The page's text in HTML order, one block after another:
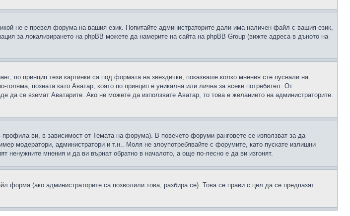
не е превел форума на вашия език. Попитайте администраторите дали има наличен файл с вашия език,
за локализирането на phpBB можете да намерите на сайта на phpBB Group (вижте адреса в дъното на
по принцип тези картинки са под формата на звездички, показваше колко мнения сте пуснали на
позната като Аватар, която по принцип е уникална или лична за всеки потребител. От
се вземат Аватарите. Ако не можете да използвате Аватар, то това е желанието на администраторите.
ви, в зависимост от Темата на форума). В повечето форуми ранговете се използват за да
модератори, администратори и т.н.. Моля не злоупотребявайте с форумите, като пускате излишни
ненужните мнения и да ви върнат обратно в началото, а още по-лесно е да ви изгонят.
форма (ако администраторите са позволили това, разбира се). Това се прави с цел да се предпазят